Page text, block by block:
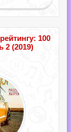
100
2 (2019)